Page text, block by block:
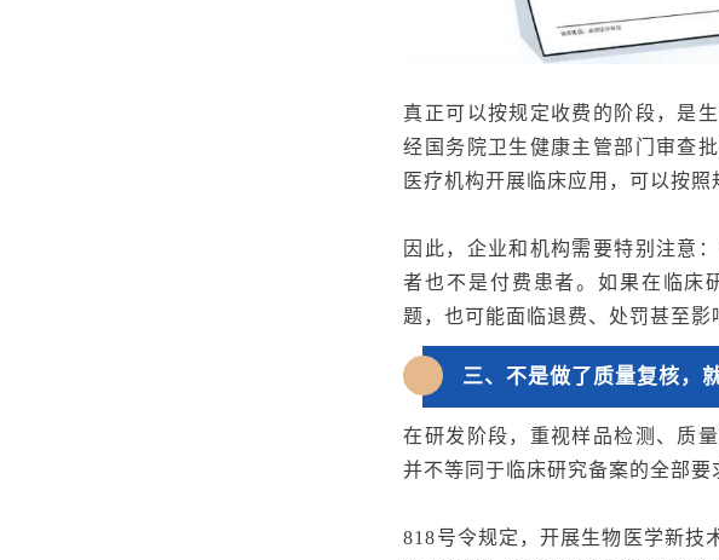
真正可以按规定收费的阶段，是
经国务院卫生健康主管部门审查
医疗机构开展临床应用，可以按照
因此，企业和机构需要特别注意
者也不是付费患者。如果在临床
题，也可能面临退费、处罚甚至影
三、不是做了质量复核，
在研发阶段，重视样品检测、质
并不等同于临床研究备案的全部要
818号令规定，开展生物医学新技